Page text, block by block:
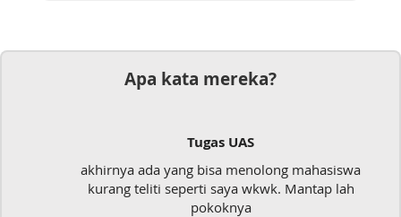
Apa kata mereka?
Tugas UAS
akhirnya ada yang bisa menolong mahasiswa
kurang teliti seperti saya wkwk. Mantap lah
pokoknya